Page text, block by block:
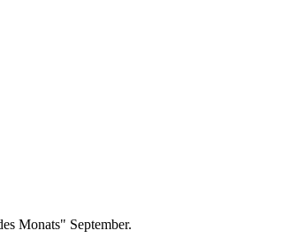
Monats" September.